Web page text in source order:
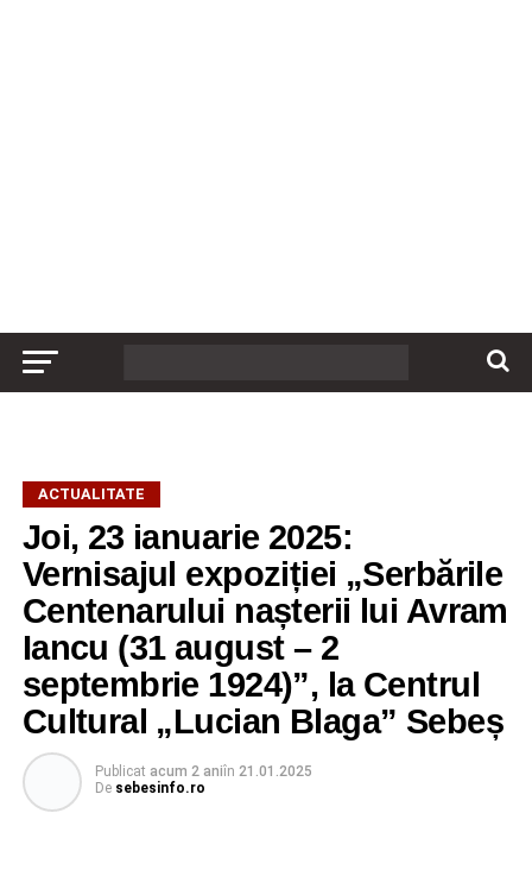
ACTUALITATE
Joi, 23 ianuarie 2025:
Vernisajul expoziției „Serbările
Centenarului nașterii lui Avram
Iancu (31 august – 2
septembrie 1924)”, la Centrul
Cultural „Lucian Blaga” Sebeș
Publicat acum 2 aniîn 21.01.2025
De sebesinfo.ro